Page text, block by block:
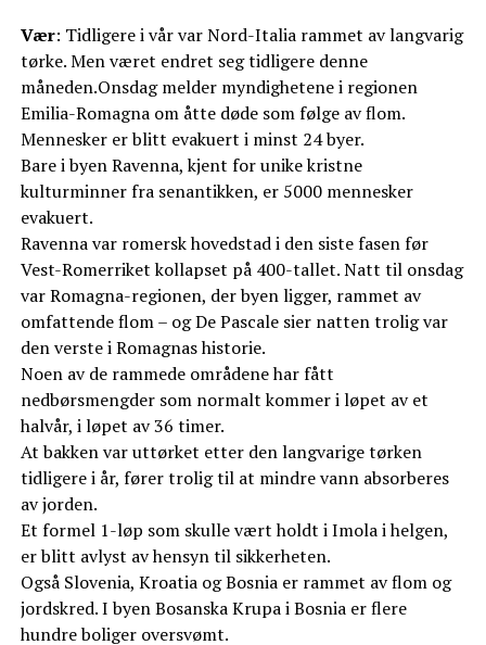
Vær: Tidligere i vår var Nord-Italia rammet av langvarig
tørke. Men været endret seg tidligere denne
måneden.Onsdag melder myndighetene i regionen
Emilia-Romagna om åtte døde som følge av flom.
Mennesker er blitt evakuert i minst 24 byer.
Bare i byen Ravenna, kjent for unike kristne
kulturminner fra senantikken, er 5000 mennesker
evakuert.
Ravenna var romersk hovedstad i den siste fasen før
Vest-Romerriket kollapset på 400-tallet. Natt til onsdag
var Romagna-regionen, der byen ligger, rammet av
omfattende flom – og De Pascale sier natten trolig var
den verste i Romagnas historie.
Noen av de rammede områdene har fått
nedbørsmengder som normalt kommer i løpet av et
halvår, i løpet av 36 timer.
At bakken var uttørket etter den langvarige tørken
tidligere i år, fører trolig til at mindre vann absorberes
av jorden.
Et formel 1-løp som skulle vært holdt i Imola i helgen,
er blitt avlyst av hensyn til sikkerheten.
Også Slovenia, Kroatia og Bosnia er rammet av flom og
jordskred. I byen Bosanska Krupa i Bosnia er flere
hundre boliger oversvømt.